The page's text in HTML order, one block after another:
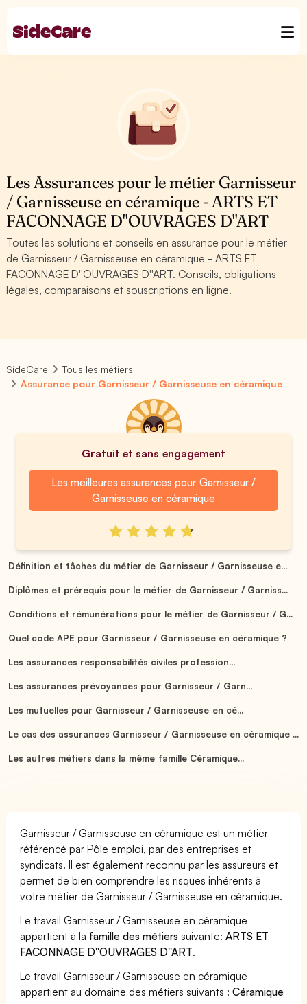
Les Assurances pour le métier Garnisseur
/ Garnisseuse en céramique - ARTS ET
FACONNAGE D''OUVRAGES D''ART
Toutes les solutions et conseils en assurance pour le métier
de Garnisseur / Garnisseuse en céramique - ARTS ET
FACONNAGE D''OUVRAGES D''ART. Conseils, obligations
légales, comparaisons et souscriptions en ligne.
SideCare
Tous les métiers
Assurance pour Garnisseur / Garnisseuse en céramique
Gratuit et sans engagement
Les meilleures assurances pour Garnisseur /
Garnisseuse en céramique
Définition et tâches du métier de Garnisseur / Garnisseuse e...
Diplômes et prérequis pour le métier de Garnisseur / Garniss...
Conditions et rémunérations pour le métier de Garnisseur / G...
Quel code APE pour Garnisseur / Garnisseuse en céramique ?
Les assurances responsabilités civiles profession...
Les assurances prévoyances pour Garnisseur / Garn...
Les mutuelles pour Garnisseur / Garnisseuse en cé...
Le cas des assurances Garnisseur / Garnisseuse en céramique ...
Les autres métiers dans la même famille Céramique...
Garnisseur / Garnisseuse en céramique est un métier
référencé par Pôle emploi, par des entreprises et
syndicats. Il est également reconnu par les assureurs et
permet de bien comprendre les risques inhérents à
votre métier de Garnisseur / Garnisseuse en céramique.
Le travail Garnisseur / Garnisseuse en céramique
appartient à la famille des métiers suivante:ARTS ET
FACONNAGE D''OUVRAGES D''ART.
Le travail Garnisseur / Garnisseuse en céramique
appartient au domaine des métiers suivants :Céramique